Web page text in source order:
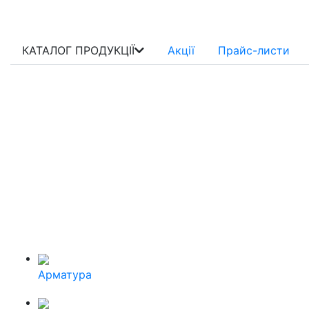
КАТАЛОГ ПРОДУКЦІЇ Акції Прайс-листи
Арматура